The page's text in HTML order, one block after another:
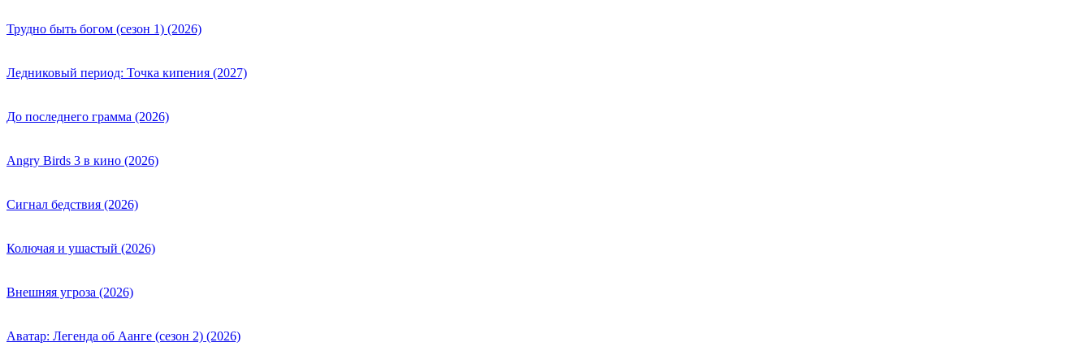
Трудно быть богом (сезон 1) (2026)
Ледниковый период: Точка кипения (2027)
До последнего грамма (2026)
Angry Birds 3 в кино (2026)
Сигнал бедствия (2026)
Колючая и ушастый (2026)
Внешняя угроза (2026)
Аватар: Легенда об Аанге (сезон 2) (2026)